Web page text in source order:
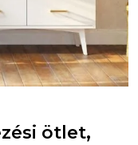
ötlet,